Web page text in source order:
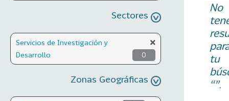
Sectores
Servicios de Investigación y
Desarrollo
0
Zonas Geográficas
No
tu
“”.